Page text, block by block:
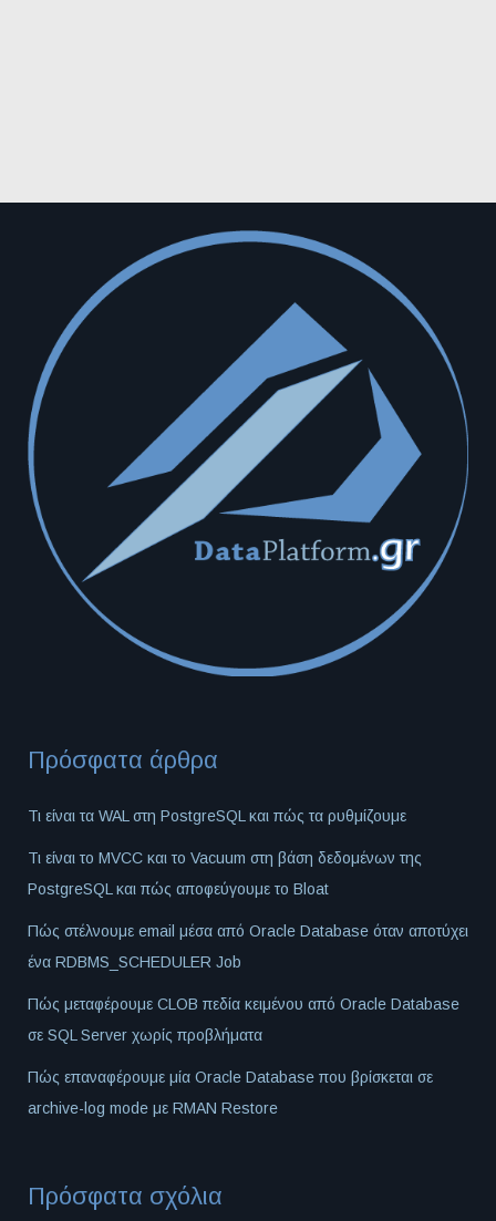
Πρόσφατα άρθρα
Τι είναι τα WAL στη PostgreSQL και πώς τα ρυθμίζουμε
Τι είναι το MVCC και το Vacuum στη βάση δεδομένων της
PostgreSQL και πώς αποφεύγουμε το Bloat
Πώς στέλνουμε email μέσα από Oracle Database όταν αποτύχει
ένα RDBMS_SCHEDULER Job
Πώς μεταφέρουμε CLOB πεδία κειμένου από Oracle Database
σε SQL Server χωρίς προβλήματα
Πώς επαναφέρουμε μία Oracle Database που βρίσκεται σε
archive-log mode με RMAN Restore
Πρόσφατα σχόλια